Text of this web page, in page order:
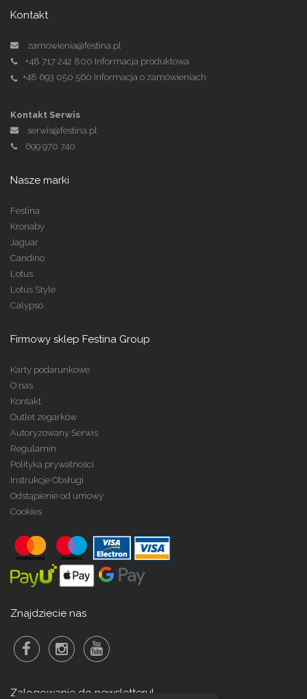
Kontakt
zamowienia@festina.pl
+48 717 242 800 Informacja produktowa
+48 693 050 560 Informacja o zamówieniach
Kontakt Serwis
serwis@festina.pl
699 970 740
Nasze marki
Festina
Kronaby
Jaguar
Candino
Lotus
Lotus Style
Calypso
Firmowy sklep Festina Group
Karty podarunkowe
O nas
Kontakt
Outlet zegarków
Autoryzowany Serwis
Regulamin
Polityka prywatności
Instrukcje Obsługi
Odstąpienie od umowy
Cookies
Znajdziecie nas
Zalogowanie do newsletteru!